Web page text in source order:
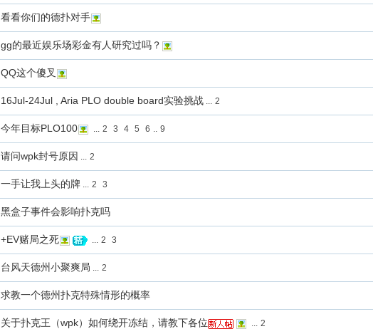
看看你们的德扑对手
gg的最近娱乐场彩金有人研究过吗？
QQ这个傻叉
16Jul-24Jul , Aria PLO double board实验挑战 ... 2
今年目标PLO100 ... 2 3 4 5 6 .. 9
请问wpk封号原因 ... 2
一手让我上头的牌 ... 2 3
黑盒子事件会影响扑克吗
+EV赌局之死 ... 2 3
台风天德州小聚爽局 ... 2
求教一个德州扑克特殊情形的概率
关于扑克王（wpk）如何绕开冻结，请教下各位 ... 2